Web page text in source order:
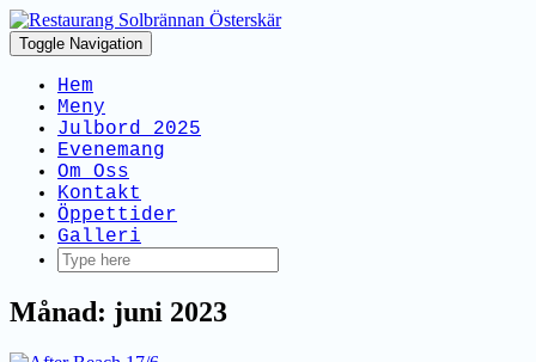
Toggle Navigation
Hem
Meny
Julbord 2025
Evenemang
Om Oss
Kontakt
Öppettider
Galleri
Månad: juni 2023